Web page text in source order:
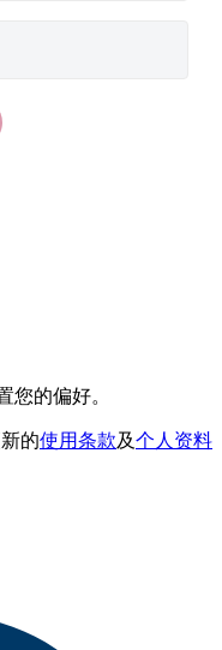
您的偏好。
的使用条款及个人资料